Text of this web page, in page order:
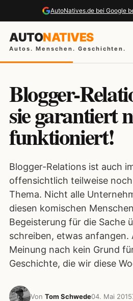
AutoNatives.de bei Google
AUTONATIVES
Autos. Menschen. Geschichten.
Blogger-
sie garantiert
funktioniert!
Blogger-Relations ist auch
offensichtlich teilweise
Thema. Nicht alle
diesen komischen
Begeisterung für die Sache
schreiben, etwas anfangen.
Meinung nach kein Grund
Geschichte, die wir diese
Von Tom Schwede04. Mai 2015